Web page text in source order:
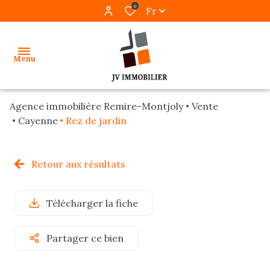
0 Fr
Menu
accueil
locations
gestion
neufs
Agence immobilière Remire-Montjoly
Vente
Cayenne
Rez de jardin
Retour aux résultats
Télécharger la fiche
Partager ce bien